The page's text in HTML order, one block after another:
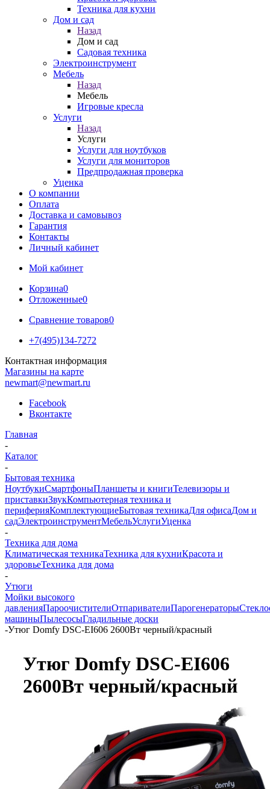
Техника для кухни
Дом и сад
Назад
Дом и сад
Садовая техника
Электроинструмент
Мебель
Назад
Мебель
Игровые кресла
Услуги
Назад
Услуги
Услуги для ноутбуков
Услуги для мониторов
Предпродажная проверка
Уценка
О компании
Оплата
Доставка и самовывоз
Гарантия
Контакты
Личный кабинет
Мой кабинет
Корзина0
Отложенные0
Сравнение товаров0
+7(495)134-7272
Контактная информация
Магазины на карте
newmart@newmart.ru
Facebook
Вконтакте
Главная
-
Каталог
-
Бытовая техника
НоутбукиСмартфоныПланшеты и книгиТелевизоры и
приставкиЗвукКомпьютерная техника и
периферияКомплектующиеБытовая техникаДля офисаДом и
садЭлектроинструментМебельУслугиУценка
-
Техника для дома
Климатическая техникаТехника для кухниКрасота и
здоровьеТехника для дома
-
Утюги
Мойки высокого
давленияПароочистителиОтпаривателиПарогенераторы
машиныПылесосыГладильные доски
-Утюг Domfy DSC-EI606 2600Вт черный/красный
Утюг Domfy DSC-EI606
2600Вт черный/красный